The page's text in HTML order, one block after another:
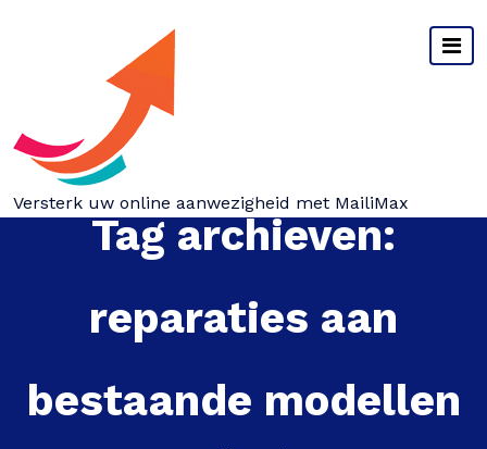
Versterk uw online aanwezigheid met MailiMax
Tag archieven:
reparaties aan
bestaande modellen